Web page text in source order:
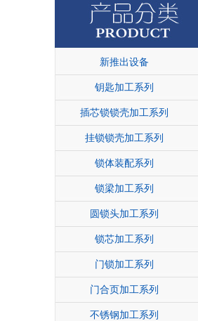
新推出设备
钥匙加工系列
插芯锁锁壳加工系列
挂锁锁壳加工系列
锁体装配系列
锁梁加工系列
圆锁头加工系列
锁芯加工系列
门锁加工系列
门合页加工系列
不锈钢加工系列